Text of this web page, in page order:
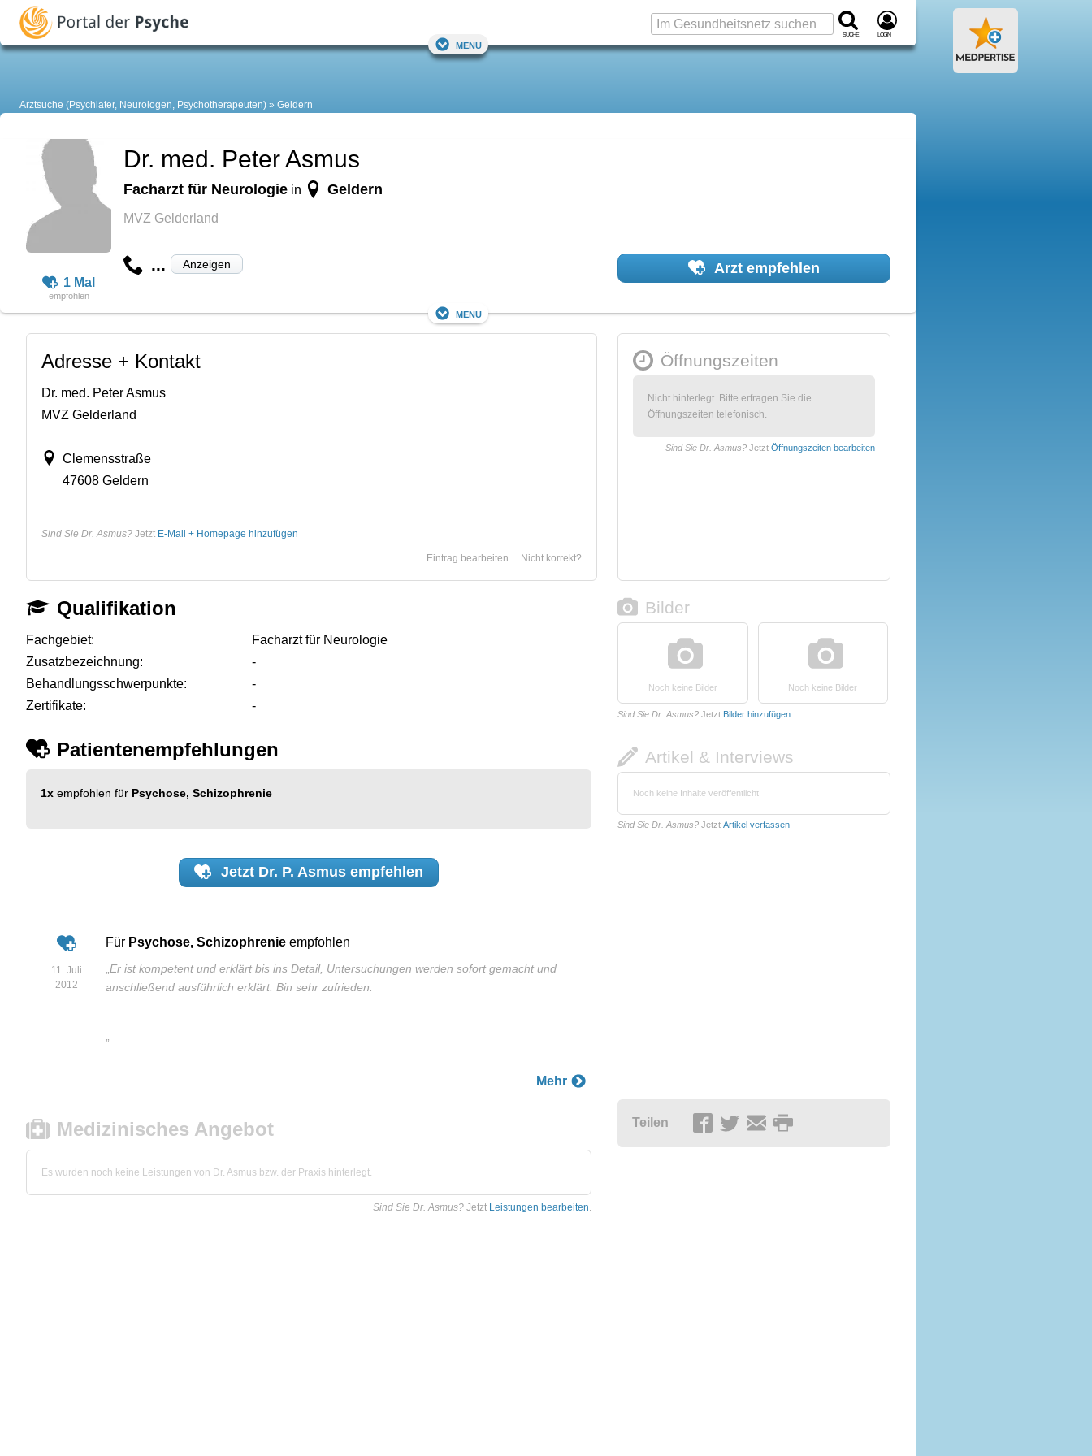
Suche Login
Menü
Arztsuche (Psychiater, Neurologen, Psychotherapeuten) Geldern
1 Mal
Dr. med. Peter Asmus
Facharzt für Neurologie in Geldern
MVZ Gelderland
... Anzeigen Arzt empfehlen
Menü
Adresse + Kontakt
Dr. med. Peter Asmus
MVZ Gelderland
Clemensstraße
47608 Geldern
Sind Sie Dr. Asmus? Jetzt E-Mail + Homepage hinzufügen
Nicht korrekt?
Eintrag bearbeiten
Öffnungszeiten
Nicht hinterlegt. Bitte erfragen Sie die
Öffnungszeiten telefonisch.
Sind Sie Dr. Asmus? Jetzt Öffnungszeiten bearbeiten
Qualifikation
Fachgebiet:
Facharzt für Neurologie
Zusatzbezeichnung:
-
Behandlungsschwerpunkte:
-
Zertifikate:
-
Patientenempfehlungen
1x empfohlen für Psychose, Schizophrenie
Jetzt Dr. P. Asmus empfehlen
11. Juli
2012
Für Psychose, Schizophrenie empfohlen
„Er ist kompetent und erklärt bis ins Detail, Untersuchungen werden sofort gemacht und
anschließend ausführlich erklärt. Bin sehr zufrieden.
”
Mehr
Medizinisches Angebot
Es wurden noch keine Leistungen von Dr. Asmus bzw. der Praxis hinterlegt.
Sind Sie Dr. Asmus? Jetzt Leistungen bearbeiten.
Bilder
Noch keine Bilder Noch keine Bilder
Sind Sie Dr. Asmus? Jetzt Bilder hinzufügen
Artikel & Interviews
Noch keine Inhalte veröffentlicht
Sind Sie Dr. Asmus? Jetzt Artikel verfassen
Teilen